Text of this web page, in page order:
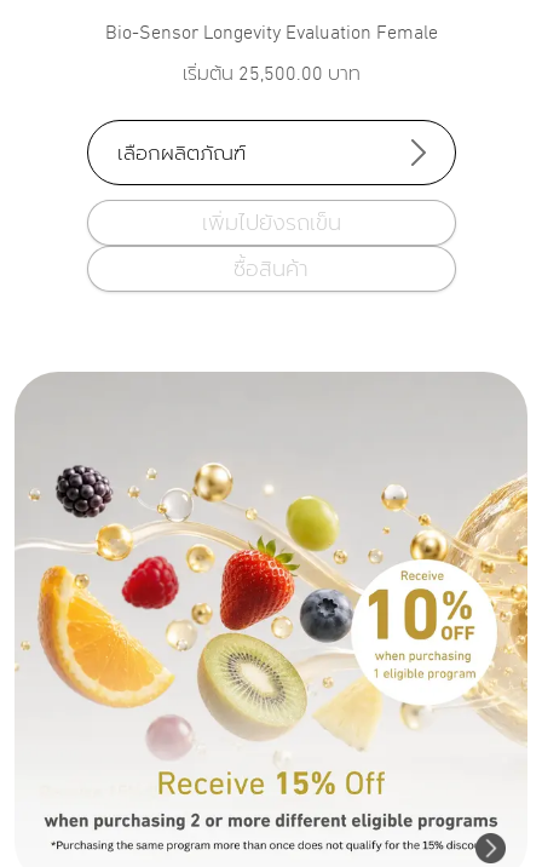
Bio-Sensor Longevity Evaluation Female
เริ่มต้น 25,500.00 บาท
เลือกผลิตภัณฑ์
เพิ่มไปยังรถเข็น
ซื้อสินค้า